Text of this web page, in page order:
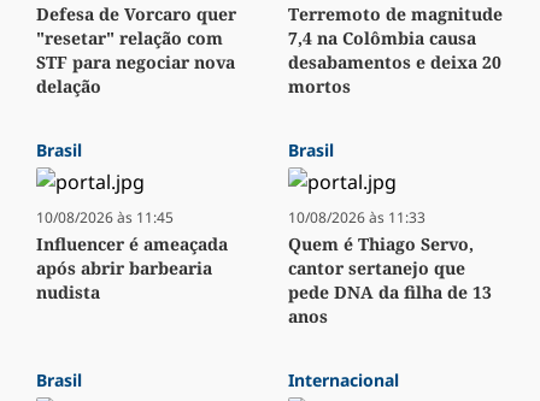
Defesa de Vorcaro quer
"resetar" relação com
STF para negociar nova
delação
Terremoto de magnitude
7,4 na Colômbia causa
desabamentos e deixa 20
mortos
Brasil
10/08/2026 às 11:45
Influencer é ameaçada
após abrir barbearia
nudista
Brasil
10/08/2026 às 11:33
Quem é Thiago Servo,
cantor sertanejo que
pede DNA da filha de 13
anos
Brasil Internacional